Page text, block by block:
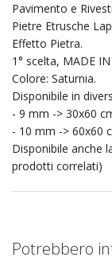
Pavimento e
Pietre Etrusche
Effetto Pietra.
1° scelta, MADE IN
Colore: Saturnia.
Disponibile in
- 9 mm -> 30x60
- 10 mm -> 60x60
Disponibile anche
prodotti correlati)
Potrebbero